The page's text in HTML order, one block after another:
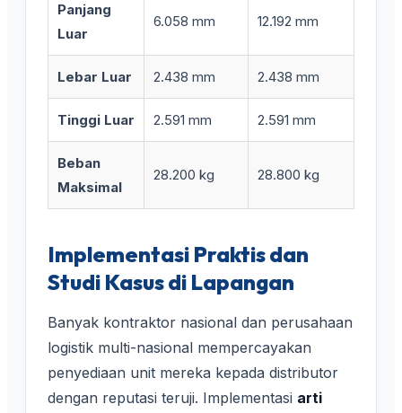
Panjang
Luar
6.058 mm 12.192 mm
Lebar Luar 2.438 mm 2.438 mm
Tinggi Luar 2.591 mm 2.591 mm
Beban
Maksimal
28.200 kg 28.800 kg
Implementasi Praktis dan
Studi Kasus di Lapangan
Banyak kontraktor nasional dan perusahaan
logistik multi-nasional mempercayakan
penyediaan unit mereka kepada distributor
dengan reputasi teruji. Implementasi arti